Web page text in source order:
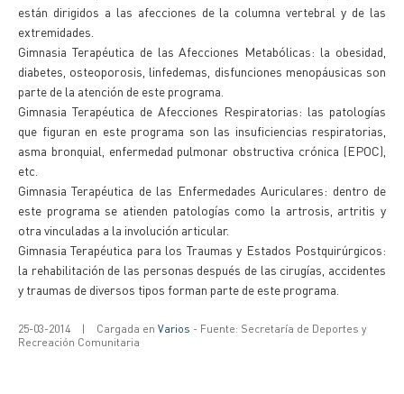
están dirigidos a las afecciones de la columna vertebral y de las
extremidades.
Gimnasia Terapéutica de las Afecciones Metabólicas: la obesidad,
diabetes, osteoporosis, linfedemas, disfunciones menopáusicas son
parte de la atención de este programa.
Gimnasia Terapéutica de Afecciones Respiratorias: las patologías
que figuran en este programa son las insuficiencias respiratorias,
asma bronquial, enfermedad pulmonar obstructiva crónica (EPOC),
etc.
Gimnasia Terapéutica de las Enfermedades Auriculares: dentro de
este programa se atienden patologías como la artrosis, artritis y
otra vinculadas a la involución articular.
Gimnasia Terapéutica para los Traumas y Estados Postquirúrgicos:
la rehabilitación de las personas después de las cirugías, accidentes
y traumas de diversos tipos forman parte de este programa.
25-03-2014 | Cargada en Varios - Fuente: Secretaría de Deportes y
Recreación Comunitaria